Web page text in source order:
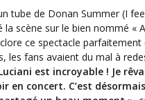
tube de Donan Summer (I
la scène sur le bien nommé «
ce spectacle parfaitement
les fans avaient du mal à
est incroyable ! Je
en concert. C’est